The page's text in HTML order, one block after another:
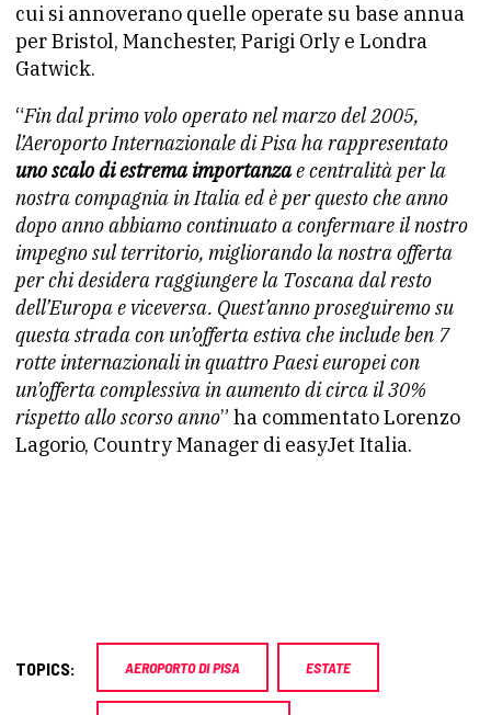
cui si annoverano quelle operate su base annua
per Bristol, Manchester, Parigi Orly e Londra
Gatwick.
“Fin dal primo volo operato nel marzo del 2005,
l’Aeroporto Internazionale di Pisa ha rappresentato
uno scalo di estrema importanzae centralità per la
nostra compagnia in Italia ed è per questo che anno
dopo anno abbiamo continuato a confermare il nostro
impegno sul territorio, migliorando la nostra offerta
per chi desidera raggiungere la Toscana dal resto
dell’Europa e viceversa. Quest’anno proseguiremo su
questa strada con un’offerta estiva che include ben 7
rotte internazionali in quattro Paesi europei con
un’offerta complessiva in aumento di circa il 30%
rispetto allo scorso anno” ha commentato Lorenzo
Lagorio, Country Manager di easyJet Italia.
TOPICS: AEROPORTO DI PISA ESTATE